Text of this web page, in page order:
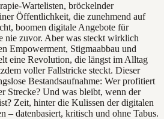
Wartelisten, bröckelnder
Öffentlichkeit, die zunehmend auf
boomen digitale Angebote für
nie zuvor. Aber was steckt wirklich
Empowerment, Stigmaabbau und
eine Revolution, die längst im Alltag
voller Fallstricke steckt. Dieser
Bestandsaufnahme: Wer profitiert
Strecke? Und was bleibt, wenn der
Zeit, hinter die Kulissen der digitalen
– datenbasiert, kritisch und ohne Tabus.